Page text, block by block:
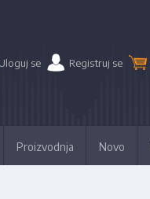
Uloguj se Registruj se
Proizvodnja Novo